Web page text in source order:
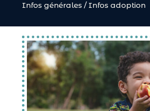
Infos générales / Infos adoption